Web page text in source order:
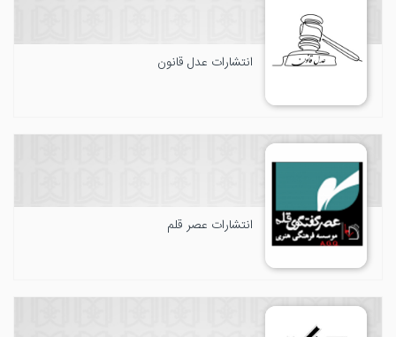
انتشارات عدل قانون
انتشارات عصر قلم